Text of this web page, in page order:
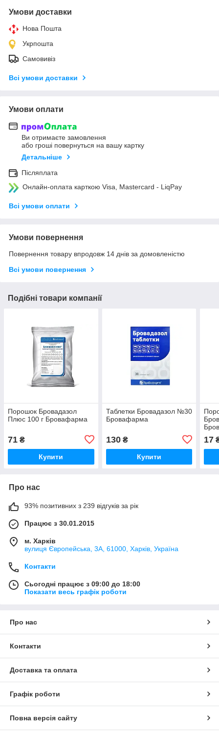
Умови доставки
Нова Пошта
Укрпошта
Самовивіз
Всі умови доставки
Умови оплати
Ви отримаєте замовлення
або гроші повернуться на вашу картку
Детальніше
Післяплата
Онлайн-оплата карткою Visa, Mastercard - LiqPay
Всі умови оплати
Умови повернення
Повернення товару впродовж 14 днів за домовленістю
Всі умови повернення
Подібні товари компанії
Порошок Бровадазол
Плюс 100 г Бровафарма
71 ₴
Купити
Таблетки Бровадазол №30
Бровафарма
130₴
Купити
17
Про нас
93% позитивних з 239 відгуків за рік
Працює з 30.01.2015
м. Харків
вулиця Європейська, 3А, 61000, Харків, Україна
Контакти
Сьогодні працює з 09:00 до 18:00
Показати весь графік роботи
Про нас
Контакти
Доставка та оплата
Графік роботи
Повна версія сайту